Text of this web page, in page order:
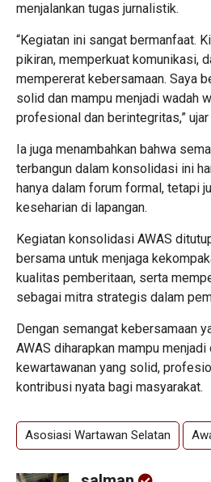
menjalankan tugas jurnalistik.
“Kegiatan ini sangat bermanfaat.
pikiran, memperkuat komunikasi,
mempererat kebersamaan. Saya
solid dan mampu menjadi wadah
profesional dan berintegritas,” ujar
Ia juga menambahkan bahwa
terbangun dalam konsolidasi ini
hanya dalam forum formal, tetapi
keseharian di lapangan.
Kegiatan konsolidasi AWAS
bersama untuk menjaga
kualitas pemberitaan, serta
sebagai mitra strategis dalam
Dengan semangat kebersamaan
AWAS diharapkan mampu
kewartawanan yang solid,
kontribusi nyata bagi masyarakat.
Asosiasi Wartawan Selatan